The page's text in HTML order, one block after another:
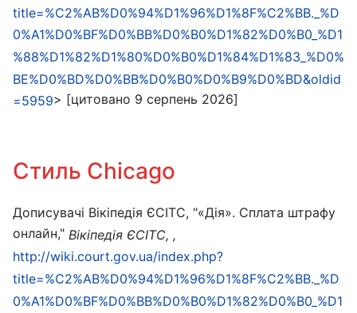
title=%C2%AB%D0%94%D1%96%D1%8F%C2%BB._%D
0%A1%D0%BF%D0%BB%D0%B0%D1%82%D0%B0_%D1
%88%D1%82%D1%80%D0%B0%D1%84%D1%83_%D0%
BE%D0%BD%D0%BB%D0%B0%D0%B9%D0%BD&oldid
=5959> [цитовано 9 серпень 2026]
Стиль Chicago
Дописувачі Вікіпедія ЄСІТС, "«Дія». Сплата штрафу
онлайн," Вікіпедія ЄСІТС, ,
http://wiki.court.gov.ua/index.php?
title=%C2%AB%D0%94%D1%96%D1%8F%C2%BB._%D
0%A1%D0%BF%D0%BB%D0%B0%D1%82%D0%B0_%D1